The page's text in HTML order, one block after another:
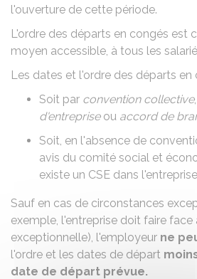
l'ouverture de cette période.
L'ordre des départs en congés est
moyen accessible, à tous les
Les dates et l'ordre des départs en
Soit par convention collective,
d'entrepriseou accord de
Soit, en l'absence de
avis du comité social et
existe un CSE dans
Sauf en cas de circonstances
exemple, l'entreprise doit faire
exceptionnelle), l'employeur ne
l'ordre et les dates de départ
date de départ prévue.